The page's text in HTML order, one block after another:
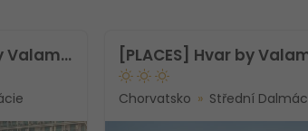
[PLACES] Dalmacija by Valamar Hotel
Chorvatsko Střední